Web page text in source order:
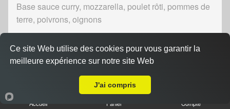
Base sauce curry, mozzarella, poulet rôti, pommes de
terre, poivrons, oignons
Accueil Panier Compte
Ce site Web utilise des cookies pour vous garantir la
meilleure expérience sur notre site Web
J'ai compris